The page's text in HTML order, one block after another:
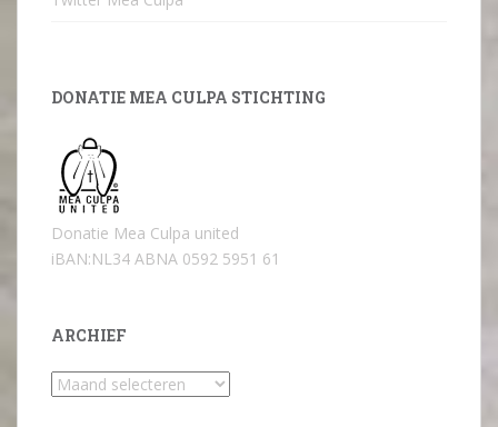
DONATIE MEA CULPA STICHTING
Donatie Mea Culpa united
iBAN:NL34 ABNA 0592 5951 61
ARCHIEF
Archief